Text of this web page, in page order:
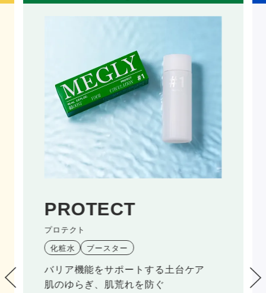
SKIN SENSOR
スキンセンサー
化粧水 ブースター
肌の水分油分バランスに着目した土台
ケア